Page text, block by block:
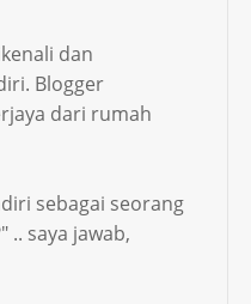
dan
Blogger
dari rumah
sebagai seorang
.. saya jawab,